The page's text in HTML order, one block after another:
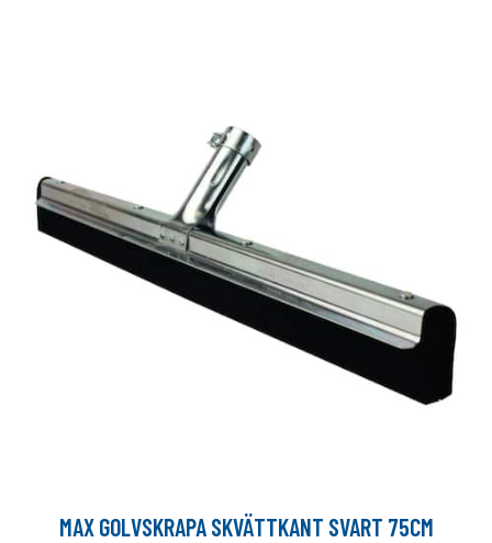
MAX GOLVSKRAPA SKVÄTTKANT SVART 75CM